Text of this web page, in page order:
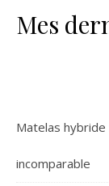
Mes
Matelas hybride
incomparable